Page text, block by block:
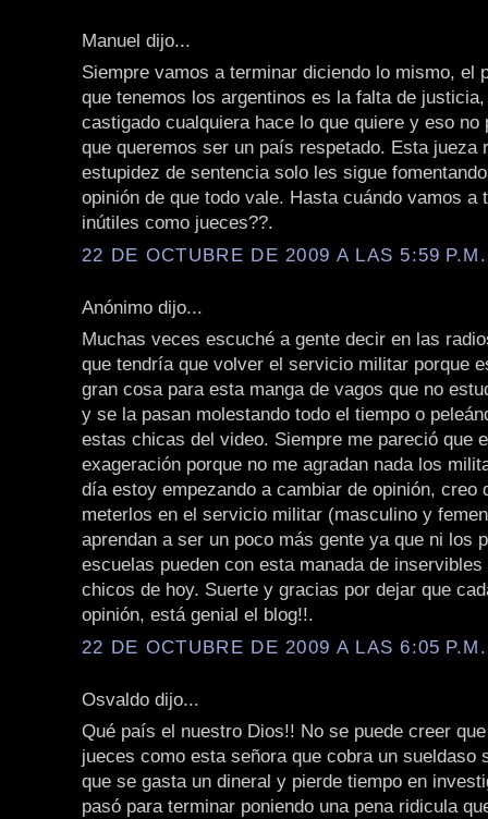
Manuel dijo...
Siempre vamos a terminar diciendo lo mismo, el
que tenemos los argentinos es la falta de
castigado cualquiera hace lo que quiere y eso no
que queremos ser un país respetado. Esta jueza
estupidez de sentencia solo les sigue
opinión de que todo vale. Hasta cuándo vamos a
inútiles como jueces??.
22 DE OCTUBRE DE 2009 A LAS 5:59 P.M.
Anónimo dijo...
Muchas veces escuché a gente decir en las
que tendría que volver el servicio militar porque
gran cosa para esta manga de vagos que no
y se la pasan molestando todo el tiempo o
estas chicas del video. Siempre me pareció que
exageración porque no me agradan nada los
día estoy empezando a cambiar de opinión, creo
meterlos en el servicio militar (masculino y
aprendan a ser un poco más gente ya que ni los
escuelas pueden con esta manada de
chicos de hoy. Suerte y gracias por dejar que
opinión, está genial el blog!!.
22 DE OCTUBRE DE 2009 A LAS 6:05 P.M.
Osvaldo dijo...
Qué país el nuestro Dios!! No se puede creer
jueces como esta señora que cobra un sueldaso
que se gasta un dineral y pierde tiempo en
pasó para terminar poniendo una pena ridicula